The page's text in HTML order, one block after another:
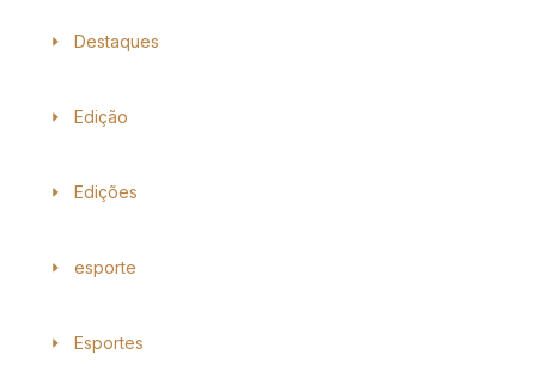
Destaques
Edição
Edições
esporte
Esportes